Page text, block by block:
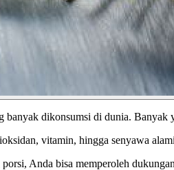
banyak dikonsumsi di dunia.
vitamin, hingga senyawa
Anda bisa memperoleh